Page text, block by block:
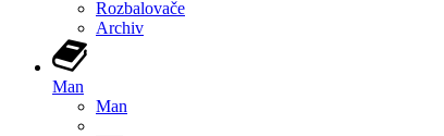
Rozbalovače
Archiv
Man
Man